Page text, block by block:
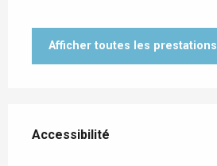
Afficher toutes les prestations
Accessibilité
Accessibilité